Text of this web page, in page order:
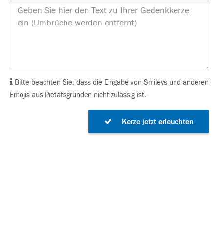
Bitte beachten Sie, dass die Eingabe von Smileys und anderen
Emojis aus Pietätsgründen nicht zulässig ist.
Kerze jetzt erleuchten